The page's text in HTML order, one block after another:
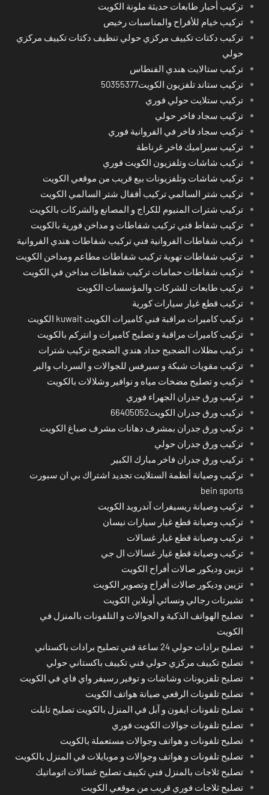
تركيب أحبار طابعات حديثة ملونة الكويت
تركيب خيام للأفراح والمناسبات رخيص
تركيب دكتات تكييف مركزي حولي تنظيف دكتات تكييف مركزي
حولي
تركيب ستالايت هندي الفنطاس
تركيب ستاند تلفزيون الكويت50355377
تركيب ستلايت حولي فوري
تركيب سجاد فاخر حولي
تركيب سجاد فاخر في الفروانية فوري
تركيب سيراميك فاخر غرناطة
تركيب شاشات وتلفزيون الكويت فوري
تركيب شاشات وتلفزيونات بيع قريب من موقعي الكويت
تركيب شتر السالمي تركيب أقفال شتر السالمي الكويت
تركيب شترات المنيوم للكراج و المصانع والشركات بالكويت
تركيب شفاط فني تركيب شفاطات و مداخن فورية بالكويت
تركيب شفاطات الفروانية فني تركيب شفاطات هندي الفروانية
تركيب شفاطات تهوية تركيب شفاطات مطاعم ومداخن الكويت
تركيب شفاطات حمامات تركيب شفاطات مداخن في الكويت
تركيب طابعات للشركات والمؤسسات الكويت
تركيب قطع غيار سيارات كورية
تركيب كاميرات مراقبة فني كاميرات الكويت kuwait الكويت
تركيب كاميرات مراقبة و تصليح كاميرات و انتركم بالكويت
تركيب مظلات الضجيج حداد هندي الضجيج تركيب شترات
تركيب مقويات شبكة و سيرفس للجوالات و السرداب والبر
تركيب و تصليح مضخات مياه و نوافير وشلالات بالكويت
تركيب ورق جدران الجهراء فوري
تركيب ورق جدران الكويت66405052
تركيب ورق جدران بمشرف دهانات مشرف صباغ الكويت
تركيب ورق جدران حولي
تركيب ورق جدران فاخر مبارك الكبير
تركيب وصيانة أنظمة الستلايت تجديد اشتراك بي ان سبورت
bein sports
تركيب وصيانة ريسيفرات آندرويد الكويت
تركيب وصيانة قطع غيار سيارات نيسان
تركيب وصيانة قطع غيار غسالات
تركيب وصيانة قطع غيار غسالات ال جي
تزيين وديكور صالات أفراح الكويت
تزيين وديكور صالات أفراح وتصوير الكويت
تشيرتات رجالي ونسائي أونلاين الكويت
تصليح الهواتف الذكية و الجوالات و التلفونات بالمنزل في
الكويت
تصليح برادات حولي 24 ساعة فني تصليح برادات باكستاني
تصليح تكييف مركزي حولي فني تكييف باكستاني حولي
تصليح تلفزيونات وشاشات و توفير رسيفر واي فاي في الكويت
تصليح تلفونات الرقعي صيانة هواتف الكويت
تصليح تلفونات ايفون و آبل في المنزل بالكويت تصليح تابلت
تصليح تلفونات جوالات الكويت فوري
تصليح تلفونات و هواتف وجوالات مستعملة بالكويت
تصليح تلفونات و هواتف وجوالات و موبايلات في المنزل بالكويت
تصليح ثلاجات بالمنزل فني تكييف تصليح غسالات اتوماتيك
تصليح ثلاجات فوري قريب من موقعي الكويت